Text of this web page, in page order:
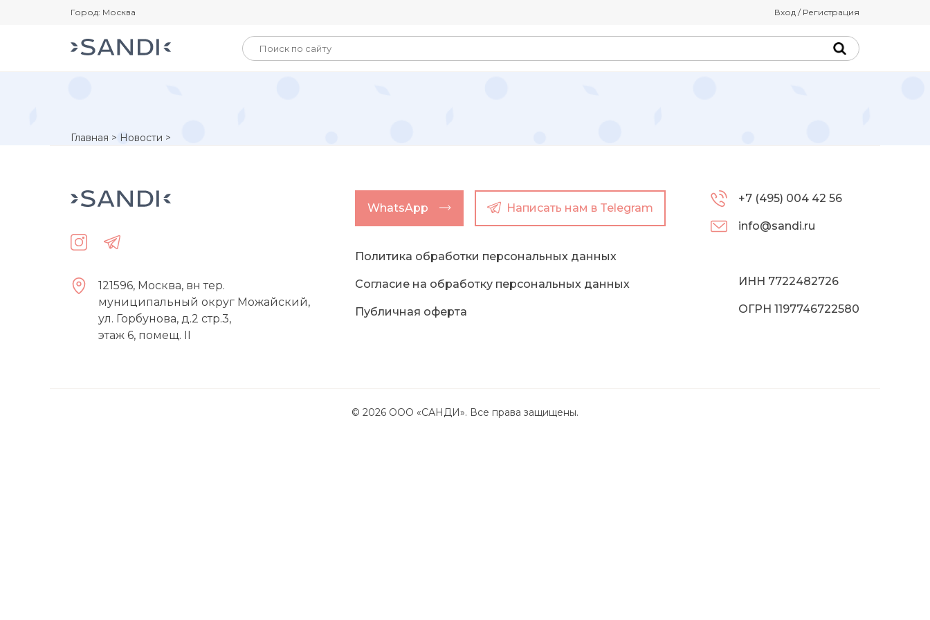
Город: Москва Вход / Регистрация
Главная > Новости >
121596, Москва, вн тер.
муниципальный округ Можайский,
ул. Горбунова, д.2 стр.3,
этаж 6, помещ. II
WhatsApp Написать нам в Telegram
Политика обработки персональных данных
Согласие на обработку персональных данных
Публичная оферта
+7 (495) 004 42 56
info@sandi.ru
ИНН 7722482726
ОГРН 1197746722580
© 2026 ООО «САНДИ». Все права защищены.